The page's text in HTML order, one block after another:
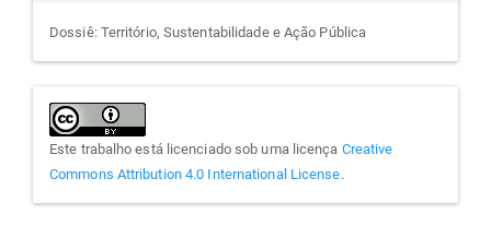
Dossiê: Território, Sustentabilidade e Ação Pública
Este trabalho está licenciado sob uma licença Creative
Commons Attribution 4.0 International License.